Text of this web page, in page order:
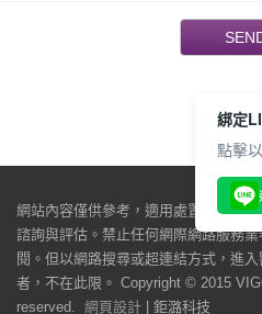
網站內容僅供參考，適用處置與效果
諮詢與評估。禁止任何網際網路服務
閱。但以網路搜尋或超連結方式，進
者，不在此限。 Copyright © 2015
reserved. 網頁設計 | 鉅潞科技
綁定
點擊